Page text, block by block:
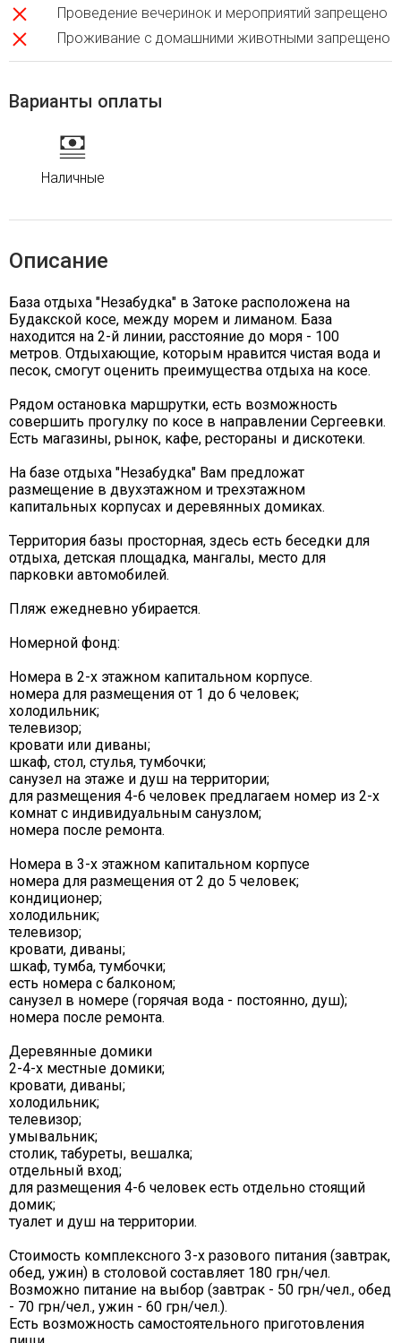
Проведение вечеринок и мероприятий запрещено
Проживание с домашними животными запрещено
Варианты оплаты
Наличные
Описание
База отдыха "Незабудка" в Затоке расположена на
Будакской косе, между морем и лиманом. База
находится на 2-й линии, расстояние до моря - 100
метров. Отдыхающие, которым нравится чистая вода и
песок, смогут оценить преимущества отдыха на косе.
Рядом остановка маршрутки, есть возможность
совершить прогулку по косе в направлении Сергеевки.
Есть магазины, рынок, кафе, рестораны и дискотеки.
На базе отдыха "Незабудка" Вам предложат
размещение в двухэтажном и трехэтажном
капитальных корпусах и деревянных домиках.
Территория базы просторная, здесь есть беседки для
отдыха, детская площадка, мангалы, место для
парковки автомобилей.
Пляж ежедневно убирается.
Номерной фонд:
Номера в 2-х этажном капитальном корпусе.
номера для размещения от 1 до 6 человек;
холодильник;
телевизор;
кровати или диваны;
шкаф, стол, стулья, тумбочки;
санузел на этаже и душ на территории;
для размещения 4-6 человек предлагаем номер из 2-х
комнат с индивидуальным санузлом;
номера после ремонта.
Номера в 3-х этажном капитальном корпусе
номера для размещения от 2 до 5 человек;
кондиционер;
холодильник;
телевизор;
кровати, диваны;
шкаф, тумба, тумбочки;
есть номера с балконом;
санузел в номере (горячая вода - постоянно, душ);
номера после ремонта.
Деревянные домики
2-4-х местные домики;
кровати, диваны;
холодильник;
телевизор;
умывальник;
столик, табуреты, вешалка;
отдельный вход;
для размещения 4-6 человек есть отдельно стоящий
домик;
туалет и душ на территории.
Стоимость комплексного 3-х разового питания (завтрак,
обед, ужин) в столовой составляет 180 грн/чел.
Возможно питание на выбор (завтрак - 50 грн/чел., обед
- 70 грн/чел., ужин - 60 грн/чел.).
Есть возможность самостоятельного приготовления